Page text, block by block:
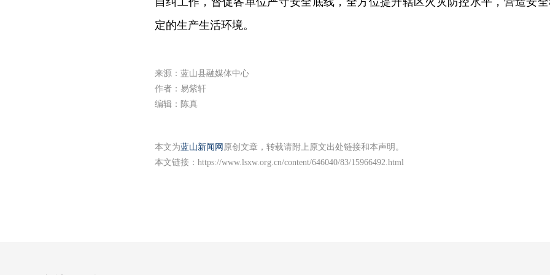
定的生产生活环境。
来源：蓝山县融媒体中心
作者：易紫轩
编辑：陈真
本文为蓝山新闻网 原创文章，转载请附上原文出处链接和本声明。
本文链接： https://www.lsxw.org.cn/content/646040/83/15966492.html